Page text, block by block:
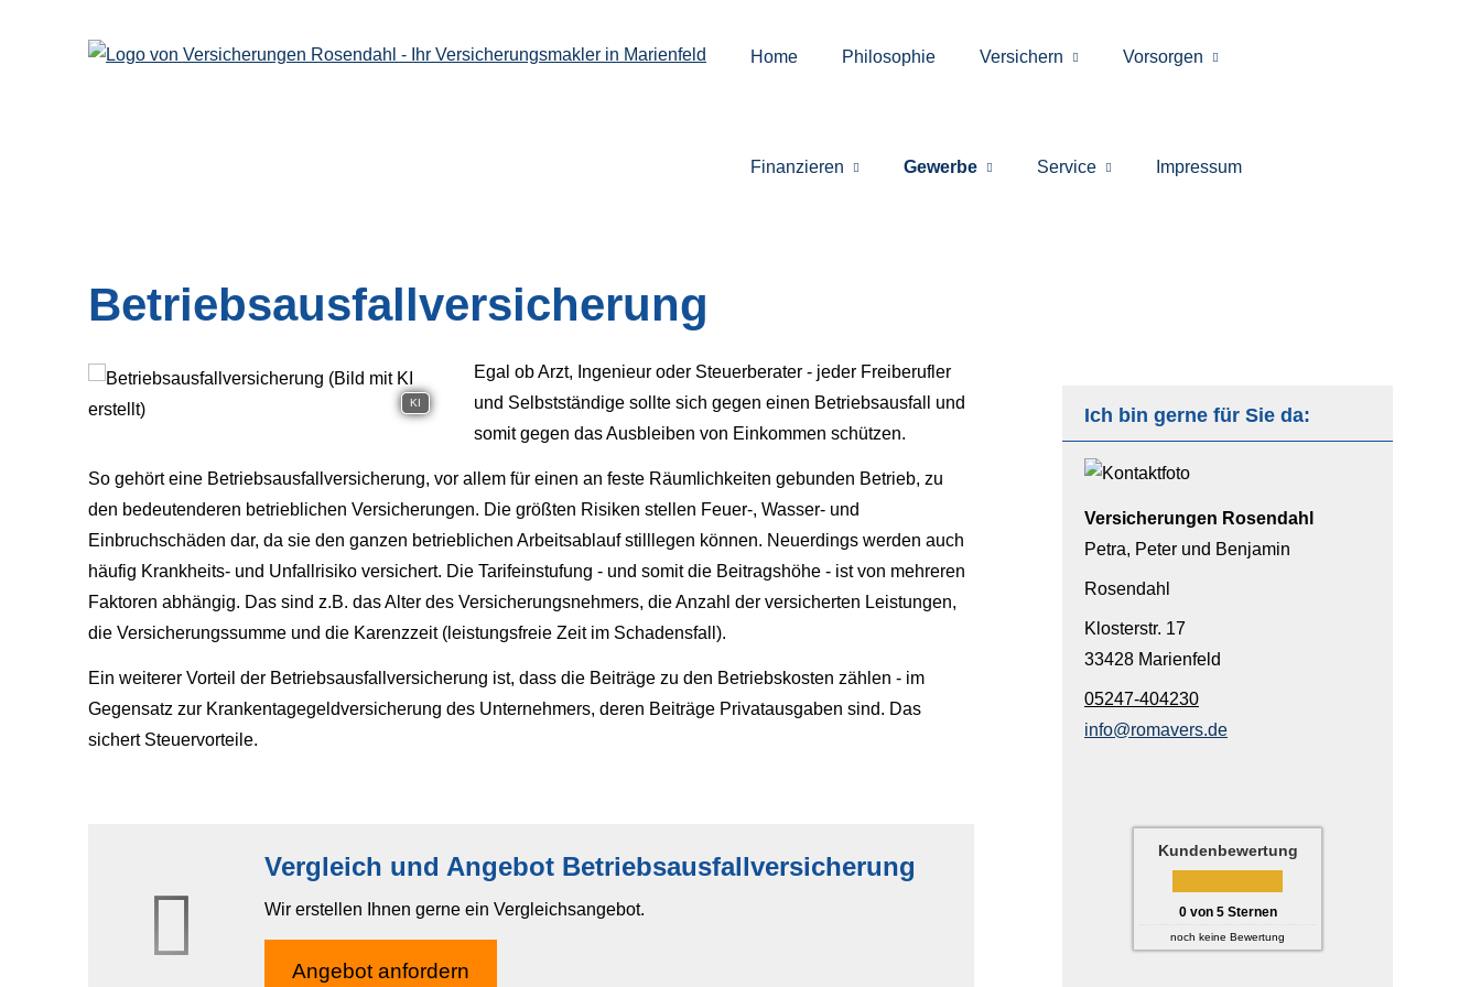
Home Philosophie Versichern Vorsorgen
Finanzieren Gewerbe Service Impressum
Ich bin gerne für Sie da:
Versicherungen Rosendahl
Petra, Peter und Benjamin
Rosendahl
Klosterstr. 17
33428 Marienfeld
05247-404230
info@romavers.de
Kundenbewertung
0von 5Sternen
noch keine Bewertung
Betriebsausfallversicherung
KI
Egal ob Arzt, Ingenieur oder Steuerberater - jeder Freiberufler
und Selbstständige sollte sich gegen einen Betriebsausfall und
somit gegen das Ausbleiben von Einkommen schützen.
So gehört eine Betriebsausfallversicherung, vor allem für einen an feste Räumlichkeiten gebunden Betrieb, zu
den bedeutenderen betrieblichen Versicherungen. Die größten Risiken stellen Feuer-, Wasser- und
Einbruchschäden dar, da sie den ganzen betrieblichen Arbeitsablauf stilllegen können. Neuerdings werden auch
häufig Krankheits- und Unfallrisiko versichert. Die Tarifeinstufung - und somit die Beitragshöhe - ist von mehreren
Faktoren abhängig. Das sind z.B. das Alter des Versicherungsnehmers, die Anzahl der versicherten Leistungen,
die Versicherungssumme und die Karenzzeit (leistungsfreie Zeit im Schadensfall).
Ein weiterer Vorteil der Betriebsausfallversicherung ist, dass die Beiträge zu den Betriebskosten zählen - im
Gegensatz zur Krankentagegeldversicherung des Unternehmers, deren Beiträge Privatausgaben sind. Das
sichert Steuervorteile.
Vergleich und Angebot Betriebsausfallversicherung
Wir erstellen Ihnen gerne ein Vergleichsangebot.
An­ge­bot an­for­dern